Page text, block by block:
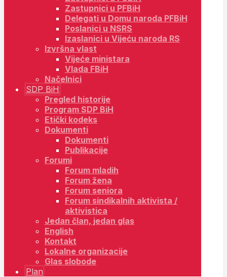
Zastupnici u PFBiH
Delegati u Domu naroda PFBiH
Poslanici u NSRS
Izaslanici u Vijeću naroda RS
Izvršna vlast
Vijeće ministara
Vlada FBiH
Načelnici
SDP BiH
Pregled historije
Program SDP BiH
Etički kodeks
Dokumenti
Dokumenti
Publikacije
Forumi
Forum mladih
Forum žena
Forum seniora
Forum sindikalnih aktivista /
aktivistica
Jedan član, jedan glas
English
Kontakt
Lokalne organizacije
Glas slobode
Plan